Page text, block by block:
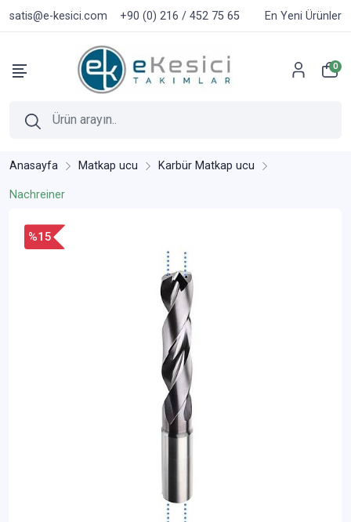
satis@e-kesici.com +90 (0) 216 / 452 75 65 En Yeni Ürünler
0
Anasayfa Matkap ucu Karbür Matkap ucu
Nachreiner
%15